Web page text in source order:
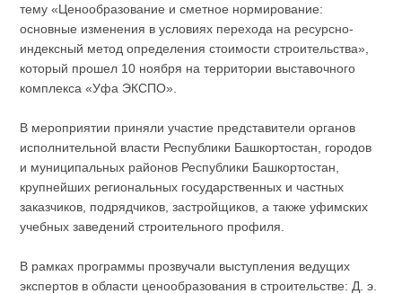
тему «Ценообразование и сметное нормирование:
основные изменения в условиях перехода на ресурсно-
индексный метод определения стоимости строительства»,
который прошел 10 ноября на территории выставочного
комплекса «Уфа ЭКСПО».
В мероприятии приняли участие представители органов
исполнительной власти Республики Башкортостан, городов
и муниципальных районов Республики Башкортостан,
крупнейших региональных государственных и частных
заказчиков, подрядчиков, застройщиков, а также уфимских
учебных заведений строительного профиля.
В рамках программы прозвучали выступления ведущих
экспертов в области ценообразования в строительстве: Д. э.